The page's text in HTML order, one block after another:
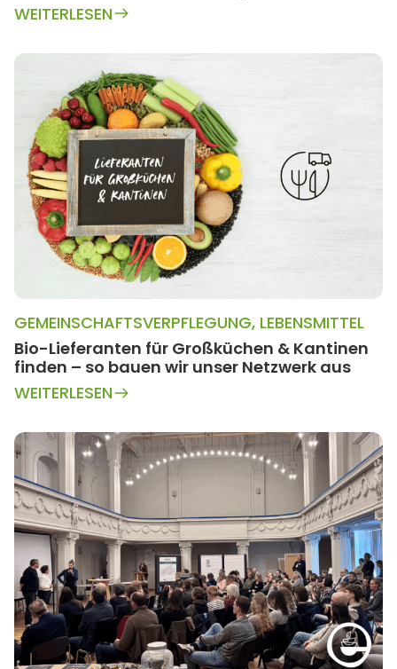
WEITERLESEN
GEMEINSCHAFTSVERPFLEGUNG, LEBENSMITTEL
Bio-Lieferanten für Großküchen & Kantinen
finden – so bauen wir unser Netzwerk aus
WEITERLESEN